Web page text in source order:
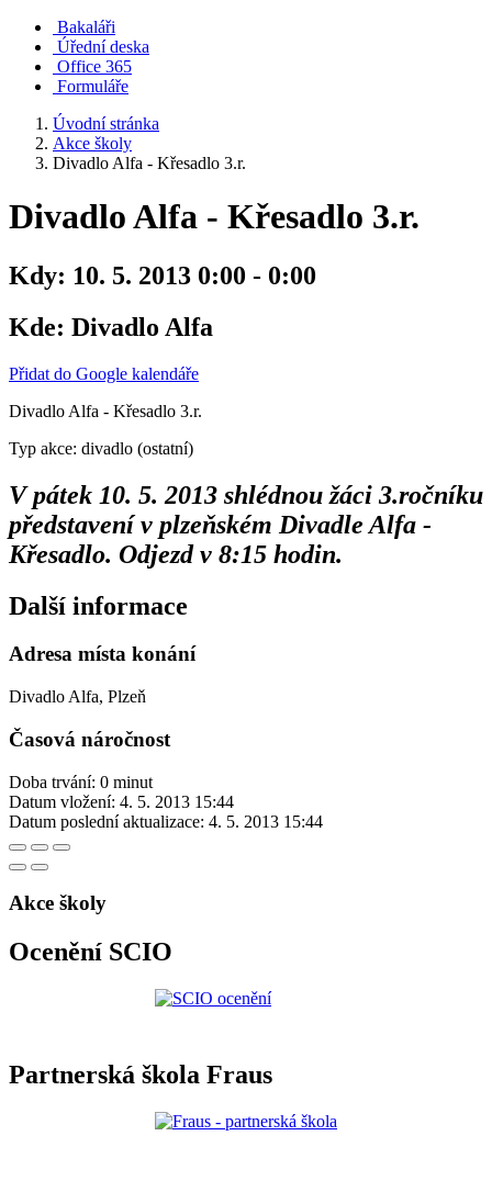
Bakaláři
Úřední deska
Office 365
Formuláře
Úvodní stránka
Akce školy
Divadlo Alfa - Křesadlo 3.r.
Divadlo Alfa - Křesadlo 3.r.
Kdy: 10. 5. 2013 0:00 - 0:00
Kde: Divadlo Alfa
Přidat do Google kalendáře
Divadlo Alfa - Křesadlo 3.r.
Typ akce: divadlo (ostatní)
V pátek 10. 5. 2013 shlédnou žáci 3.ročníku
představení v plzeňském Divadle Alfa -
Křesadlo. Odjezd v 8:15 hodin.
Další informace
Adresa místa konání
Divadlo Alfa, Plzeň
Časová náročnost
Doba trvání: 0 minut
Datum vložení: 4. 5. 2013 15:44
Datum poslední aktualizace: 4. 5. 2013 15:44
Akce školy
Ocenění SCIO
Partnerská škola Fraus